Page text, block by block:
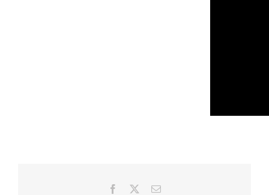
Facebook E-